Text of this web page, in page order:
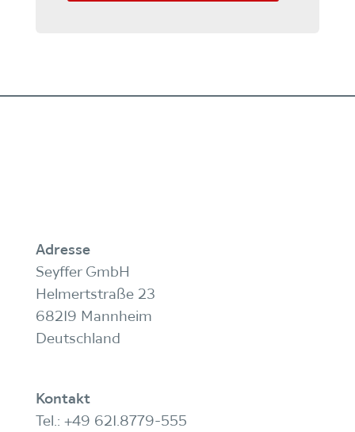
Adresse
Seyffer GmbH
Helmertstraße 23
68219 Mannheim
Deutschland
Kontakt
Tel.: +49 621.8779-555